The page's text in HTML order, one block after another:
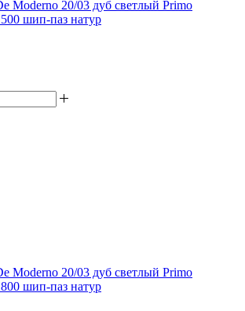
Moderno 20/03 дуб светлый Primo
шип-паз натур
Moderno 20/03 дуб светлый Primo
шип-паз натур